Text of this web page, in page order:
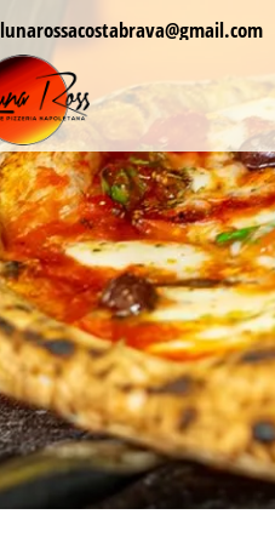
lunarossacostabrava@gmail.com